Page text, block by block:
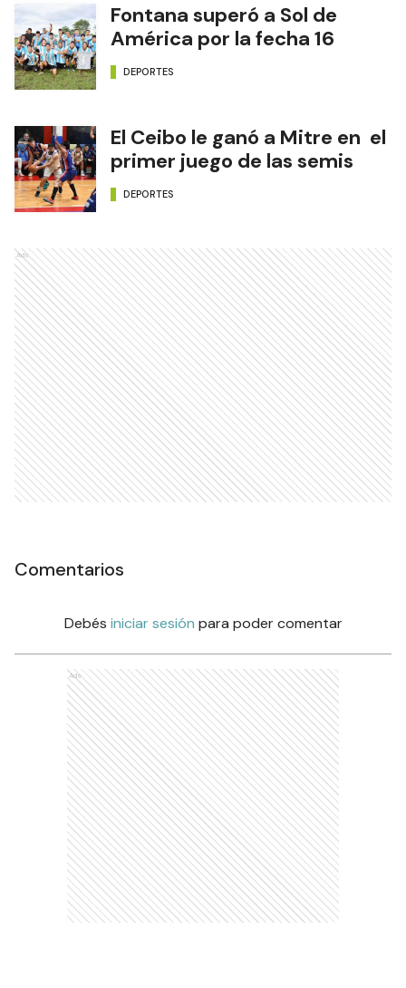
Fontana superó a Sol de
América por la fecha 16
DEPORTES
El Ceibo le ganó a Mitre en el
primer juego de las semis
DEPORTES
Ads
Comentarios
Debés iniciar sesión para poder comentar
Ads